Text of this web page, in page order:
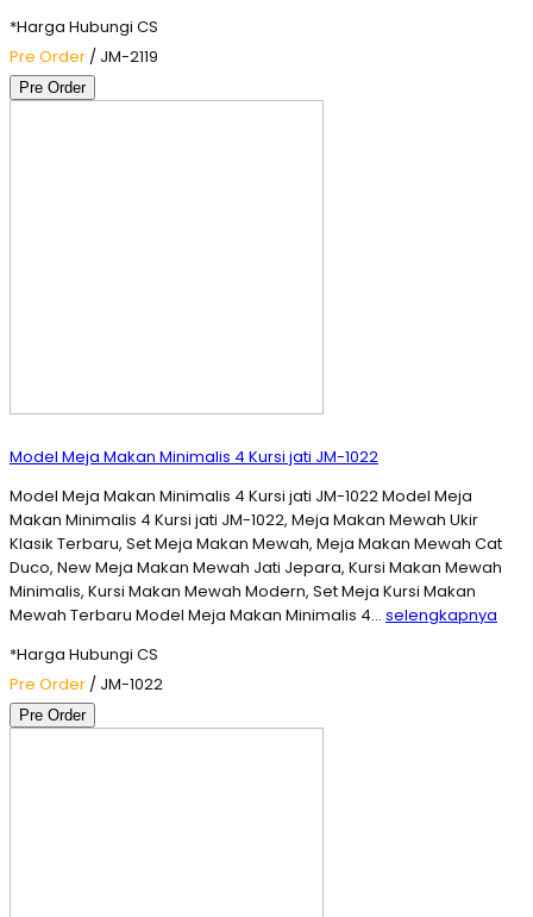
*Harga Hubungi CS
Pre Order / JM-2119
Pre Order
Model Meja Makan Minimalis 4 Kursi jati JM-1022
Model Meja Makan Minimalis 4 Kursi jati JM-1022 Model Meja
Makan Minimalis 4 Kursi jati JM-1022, Meja Makan Mewah Ukir
Klasik Terbaru, Set Meja Makan Mewah, Meja Makan Mewah Cat
Duco, New Meja Makan Mewah Jati Jepara, Kursi Makan Mewah
Minimalis, Kursi Makan Mewah Modern, Set Meja Kursi Makan
Mewah Terbaru Model Meja Makan Minimalis 4… selengkapnya
*Harga Hubungi CS
Pre Order / JM-1022
Pre Order